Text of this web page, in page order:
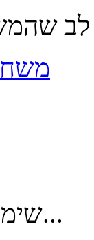
שימו לב, יש ללחוץ על...